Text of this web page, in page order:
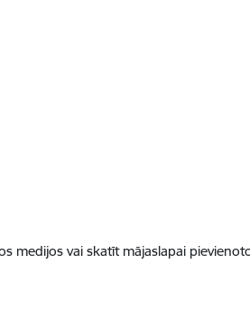
medijos vai skatīt mājaslapai